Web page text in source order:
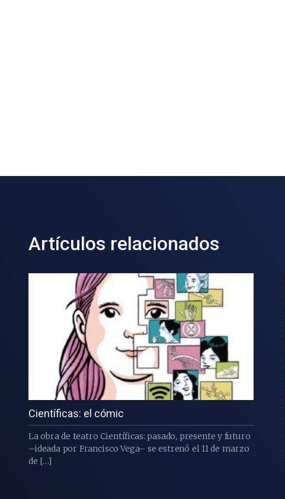
Artículos relacionados
Científicas: el cómic
La obra de teatro Científicas: pasado, presente y futuro
–ideada por Francisco Vega– se estrenó el 11 de marzo
de […]